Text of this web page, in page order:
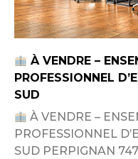
À VENDRE –
PROFESSIONNEL
SUD
À VENDRE –
PROFESSIONNEL
SUD PERPIGNAN